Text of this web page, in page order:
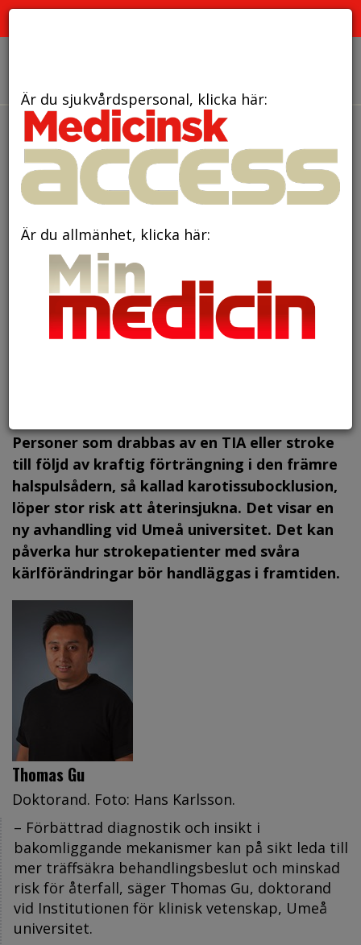
den 2 juni 2025
Hög risk för återfall i
stroke vid tät förträngning i
främre halspulsåder
Personer som drabbas av en TIA eller stroke
till följd av kraftig förträngning i den främre
halspulsådern, så kallad karotissubocklusion,
löper stor risk att återinsjukna. Det visar en
ny avhandling vid Umeå universitet. Det kan
påverka hur strokepatienter med svåra
kärlförändringar bör handläggas i framtiden.
Thomas Gu
Doktorand. Foto: Hans Karlsson.
– Förbättrad diagnostik och insikt i
bakomliggande mekanismer kan på sikt leda till
mer träffsäkra behandlingsbeslut och minskad
risk för återfall, säger Thomas Gu, doktorand
vid Institutionen för klinisk vetenskap, Umeå
universitet.
Är du sjukvårdspersonal, klicka här:
Är du allmänhet, klicka här: